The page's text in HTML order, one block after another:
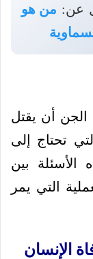
عن: من هو
أن يقتل
تحتاج إلى
الأسئلة بين
التي يمر
الإنسان